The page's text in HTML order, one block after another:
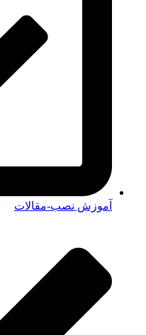
آموزش نصب-مقالات